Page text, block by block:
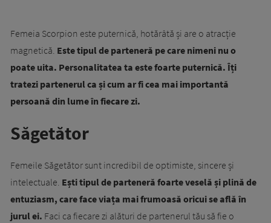
Femeia Scorpion este puternică, hotărâtă și are o atracție
magnetică. Este tipul de parteneră pe care nimeni nu o
poate uita. Personalitatea ta este foarte puternică. Îți
tratezi partenerul ca și cum ar fi cea mai importantă
persoană din lume în fiecare zi.
Săgetător
Femeile Săgetător sunt incredibil de optimiste, sincere și
intelectuale. Ești tipul de parteneră foarte veselă și plină de
entuziasm, care face viața mai frumoasă oricui se află în
jurul ei. Faci ca fiecare zi alături de partenerul tău să fie o